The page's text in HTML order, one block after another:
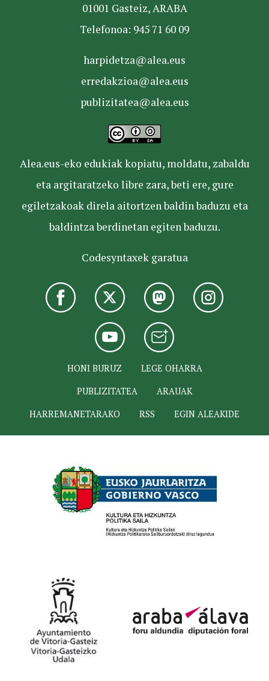
01001 Gasteiz, ARABA
Telefonoa: 945 71 60 09
harpidetza@alea.eus
erredakzioa@alea.eus
publizitatea@alea.eus
Alea.eus-eko edukiak kopiatu, moldatu, zabaldu
eta argitaratzeko libre zara, beti ere, gure
egiletzakoak direla aitortzen baldin baduzu eta
baldintza berdinetan egiten baduzu.
Codesyntaxek garatua
HONI BURUZ
LEGE OHARRA
PUBLIZITATEA
ARAUAK
HARREMANETARAKO
RSS EGIN ALEAKIDE